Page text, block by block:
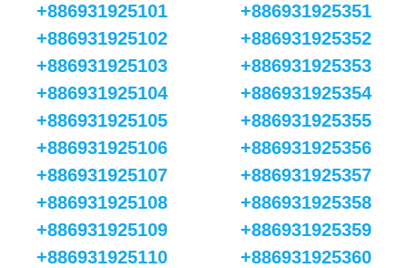
+886931925101
+886931925102
+886931925103
+886931925104
+886931925105
+886931925106
+886931925107
+886931925108
+886931925109
+886931925110
+886931925351
+886931925352
+886931925353
+886931925354
+886931925355
+886931925356
+886931925357
+886931925358
+886931925359
+886931925360